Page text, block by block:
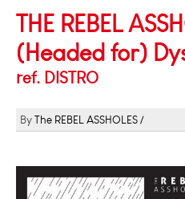
THE REBEL
(Headed for)
ref. DISTRO
The REBEL ASSHOLES